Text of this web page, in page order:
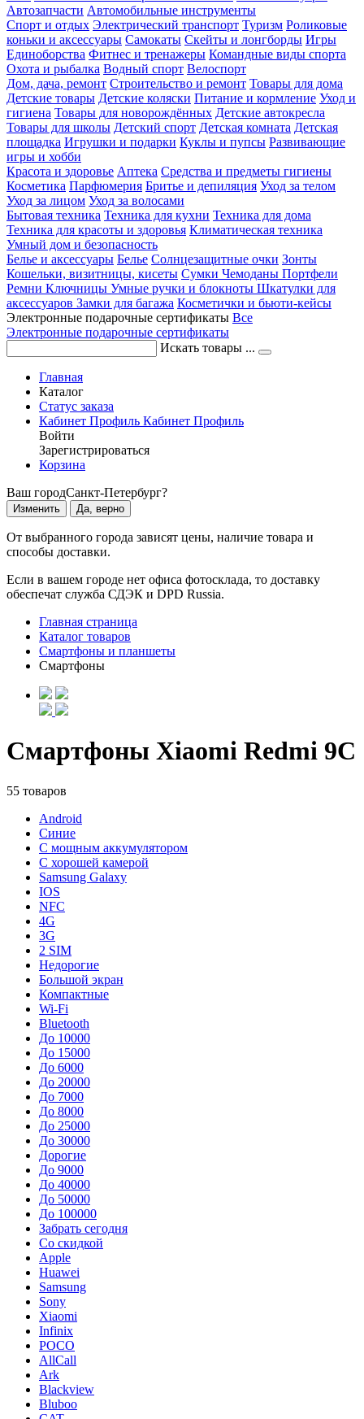
Автозапчасти Автомобильные инструменты
Спорт и отдых Электрический транспорт Туризм Роликовые
коньки и аксессуары Самокаты Скейты и лонгборды Игры
Единоборства Фитнес и тренажеры Командные виды спорта
Охота и рыбалка Водный спорт Велоспорт
Дом, дача, ремонт Строительство и ремонт Товары для дома
Детские товары Детские коляски Питание и кормление Уход и
гигиена Товары для новорождённых Детские автокресла
Товары для школы Детский спорт Детская комната Детская
площадка Игрушки и подарки Куклы и пупсы Развивающие
игры и хобби
Красота и здоровье Аптека Средства и предметы гигиены
Косметика Парфюмерия Бритье и депиляция Уход за телом
Уход за лицом Уход за волосами
Бытовая техника Техника для кухни Техника для дома
Техника для красоты и здоровья Климатическая техника
Умный дом и безопасность
Белье и аксессуары Белье Солнцезащитные очки Зонты
Кошельки, визитницы, кисеты Сумки Чемоданы Портфели
Ремни Ключницы Умные ручки и блокноты Шкатулки для
аксессуаров Замки для багажа Косметички и бьюти-кейсы
Электронные подарочные сертификаты Все
Электронные подарочные сертификаты
Искать товары ...
Главная
Каталог
Статус заказа
Кабинет Профиль Кабинет Профиль
Войти
Зарегистрироваться
Корзина
Ваш городСанкт-Петербург?
Изменить Да, верно
От выбранного города зависят цены, наличие товара и
способы доставки.
Если в вашем городе нет офиса фотосклада, то доставку
обеспечат служба СДЭК и DPD Russia.
Главная страница
Каталог товаров
Смартфоны и планшеты
Смартфоны
Смартфоны Xiaomi Redmi 9C
55 товаров
Android
Синие
С мощным аккумулятором
С хорошей камерой
Samsung Galaxy
IOS
NFC
4G
3G
2 SIM
Недорогие
Большой экран
Компактные
Wi-Fi
Bluetooth
До 10000
До 15000
До 6000
До 20000
До 7000
До 8000
До 25000
До 30000
Дорогие
До 9000
До 40000
До 50000
До 100000
Забрать сегодня
Со скидкой
Apple
Huawei
Samsung
Sony
Xiaomi
Infinix
POCO
AllCall
Ark
Blackview
Bluboo